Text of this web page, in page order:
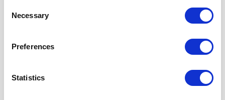
Selection
Necessary
Preferences
Statistics